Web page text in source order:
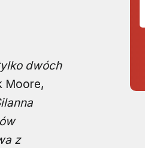
dwóch
Moore,
z